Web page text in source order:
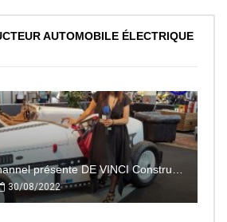
AUTOMOBILE ÉLECTRIQUE
Coworking Channel présente DE VINCI Constructeur automobile électrique innovant 100% made In France
30/08/2022